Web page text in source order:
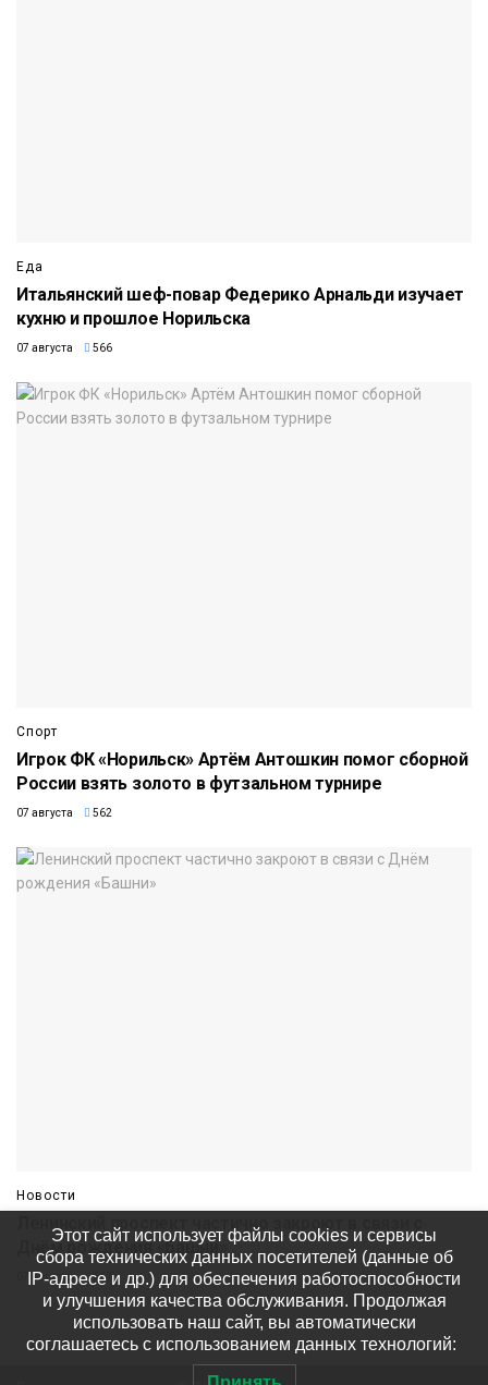
Еда
Итальянский шеф-повар Федерико Арнальди изучает
кухню и прошлое Норильска
07 августа 566
Спорт
Игрок ФК «Норильск» Артём Антошкин помог сборной
России взять золото в футзальном турнире
07 августа 562
Новости
Ленинский проспект частично закроют в связи с
Днём рождения «Башни»
07 августа 667
Этот сайт использует файлы cookies и сервисы
сбора технических данных посетителей (данные об
IP-адресе и др.) для обеспечения работоспособности
и улучшения качества обслуживания. Продолжая
использовать наш сайт, вы автоматически
соглашаетесь с использованием данных технологий: